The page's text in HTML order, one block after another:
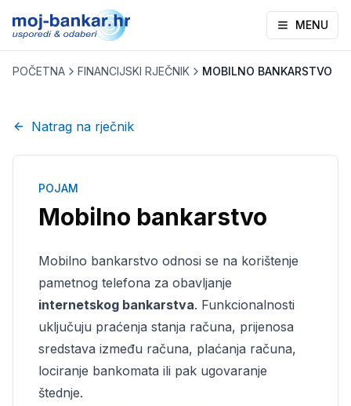
MENU
POČETNA FINANCIJSKI RJEČNIK MOBILNO BANKARSTVO
Natrag na rječnik
POJAM
Mobilno bankarstvo
Mobilno bankarstvo odnosi se na korištenje
pametnog telefona za obavljanje
internetskog bankarstva. Funkcionalnosti
uključuju praćenja stanja računa, prijenosa
sredstava između računa, plaćanja računa,
lociranje bankomata ili pak ugovaranje
štednje.